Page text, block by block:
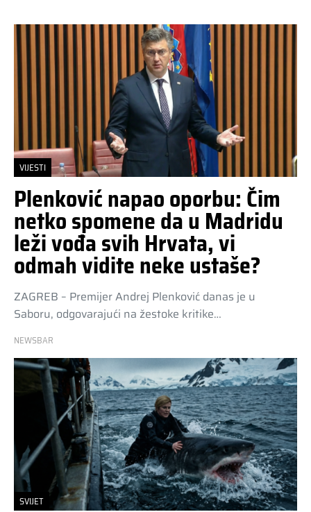
VIJESTI
Plenković napao oporbu: Čim
netko spomene da u Madridu
leži vođa svih Hrvata, vi
odmah vidite neke ustaše?
ZAGREB – Premijer Andrej Plenković danas je u
Saboru, odgovarajući na žestoke kritike…
NEWSBAR
SVIJET